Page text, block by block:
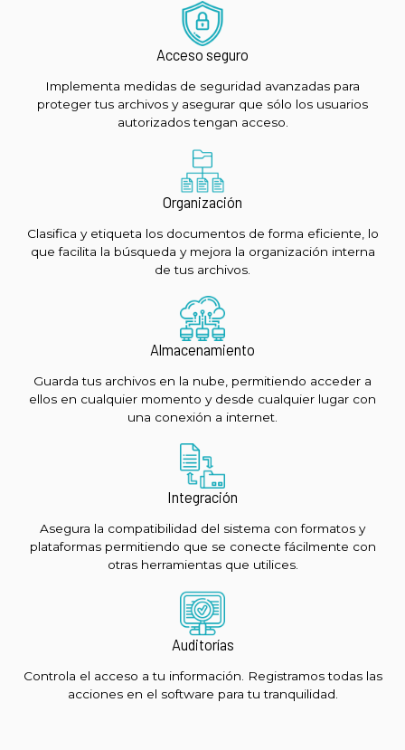
Acceso seguro
Implementa medidas de seguridad avanzadas para
proteger tus archivos y asegurar que sólo los usuarios
autorizados tengan acceso.
Organización
Clasifica y etiqueta los documentos de forma eficiente, lo
que facilita la búsqueda y mejora la organización interna
de tus archivos.
Almacenamiento
Guarda tus archivos en la nube, permitiendo acceder a
ellos en cualquier momento y desde cualquier lugar con
una conexión a internet.
Integración
Asegura la compatibilidad del sistema con formatos y
plataformas permitiendo que se conecte fácilmente con
otras herramientas que utilices.
Auditorías
Controla el acceso a tu información. Registramos todas las
acciones en el software para tu tranquilidad.